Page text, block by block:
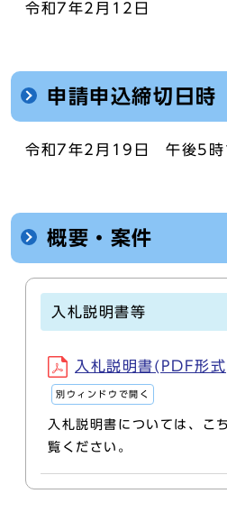
令和7年2月12日
申請申込締切日時
令和7年2月19日 午後5
概要・案件
入札説明書等
入札説明書(PDF形
別ウィンドウで開く
入札説明書については、こ
覧ください。